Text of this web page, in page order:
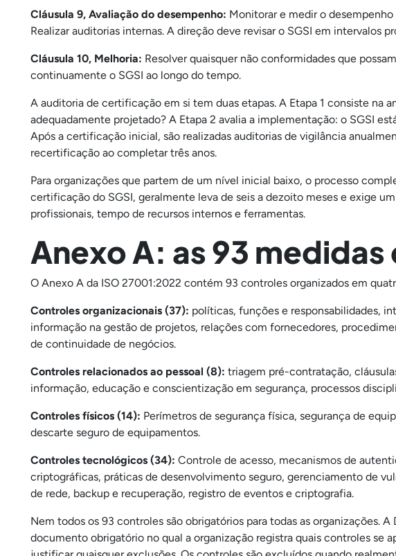
Cláusula 9, Avaliação do desempenho: Monitorar e medir o
Realizar auditorias internas. A direção deve revisar o SGSI em intervalos
Cláusula 10, Melhoria: Resolver quaisquer não conformidades que
continuamente o SGSI ao longo do tempo.
A auditoria de certificação em si tem duas etapas. A Etapa 1 consiste na
adequadamente projetado? A Etapa 2 avalia a implementação: o SGSI
Após a certificação inicial, são realizadas auditorias de vigilância
recertificação ao completar três anos.
Para organizações que partem de um nível inicial baixo, o processo
certificação do SGSI, geralmente leva de seis a dezoito meses e exige
profissionais, tempo de recursos internos e ferramentas.
Anexo A: as 93
O Anexo A da ISO 27001:2022 contém 93 controles organizados em
Controles organizacionais (37): políticas, funções e responsabilidades,
informação na gestão de projetos, relações com fornecedores,
de continuidade de negócios.
Controles relacionados ao pessoal (8): triagem pré-contratação,
informação, educação e conscientização em segurança, processos
Controles físicos (14): Perímetros de segurança física, segurança de
descarte seguro de equipamentos.
Controles tecnológicos (34): Controle de acesso, mecanismos de
criptográficas, práticas de desenvolvimento seguro, gerenciamento de
de rede, backup e recuperação, registro de eventos e criptografia.
Nem todos os 93 controles são obrigatórios para todas as organizações.
documento obrigatório no qual a organização registra quais controles se